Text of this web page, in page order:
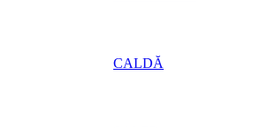
CALDĂ